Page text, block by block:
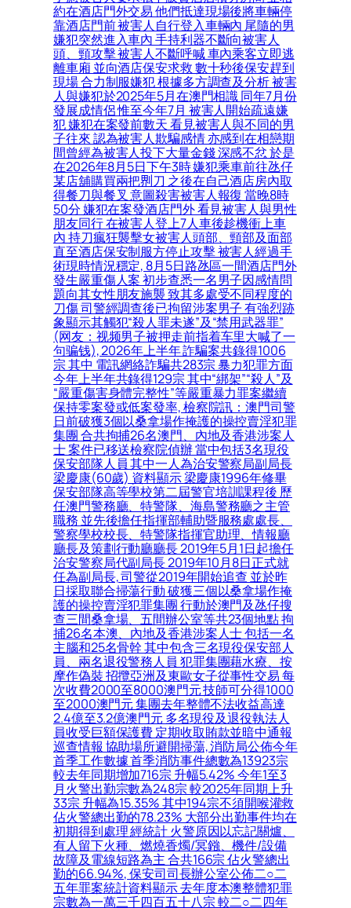
約在酒店門外交易 他們抵達現場後將車輛停
靠酒店門前 被害人自行登入車輛內 尾隨的男
嫌犯突然進入車內 手持利器不斷向被害人
頭、頸攻擊 被害人不斷呼喊 車內乘客立即逃
離車廂 並向酒店保安求救 數十秒後保安趕到
現場 合力制服嫌犯 根據多方調查及分析 被害
人與嫌犯於2025年5月在澳門相識 同年7月份
發展成情侶 惟至今年7月 被害人開始疏遠嫌
犯 嫌犯在案發前數天 看見被害人與不同的男
子往來 認為被害人欺騙感情 亦感到在相戀期
間曾經為被害人投下大量金錢 深感不忿 於是
在2026年8月5日下午3時 嫌犯乘車前往氹仔
某店舖購買兩把𠝹刀 之後在自己酒店房內取
得餐刀與餐叉 意圖殺害被害人報復 當晚8時
50分 嫌犯在案發酒店門外 看見被害人與男性
朋友同行 在被害人登上7人車後趁機衝上車
內 持刀瘋狂襲擊女被害人頭部、頸部及面部
直至酒店保安制服方停止攻擊 被害人經過手
術現時情況穩定, 8月5日路氹區一間酒店門外
發生嚴重傷人案 初步查悉一名男子因感情問
題向其女性朋友施襲 致其多處受不同程度的
刀傷 司警經調查後已拘留涉案男子 有強烈跡
象顯示其觸犯“殺人罪未遂”及“禁用武器罪”
(网友：视频男子被押走前指着车里大喊了一
句骗钱), 2026年上半年 詐騙案共錄得1006
宗 其中 電訊網絡詐騙共283宗 暴力犯罪方面
今年上半年共錄得129宗 其中“綁架”“殺人”及
“嚴重傷害身體完整性”等嚴重暴力罪案繼續
保持零案發或低案發率, 檢察院訊：澳門司警
日前破獲3個以桑拿場作掩護的操控賣淫犯罪
集團 合共拘捕26名澳門、內地及香港涉案人
士 案件已移送檢察院偵辦 當中包括3名現役
保安部隊人員 其中一人為治安警察局副局長
梁慶康(60歲) 資料顯示 梁慶康1996年修畢
保安部隊高等學校第二屆警官培訓課程後 歷
任澳門警務廳、特警隊、海島警務廳之主管
職務 並先後擔任指揮部輔助暨服務處處長、
警察學校校長、特警隊指揮官助理、情報廳
廳長及策劃行動廳廳長 2019年5月1日起擔任
治安警察局代副局長 2019年10月8日正式就
任為副局長, 司警從2019年開始追查 並於昨
日採取聯合掃蕩行動 破獲三個以桑拿場作掩
護的操控賣淫犯罪集團 行動於澳門及氹仔搜
查三間桑拿場、五間辦公室等共23個地點 拘
捕26名本澳、內地及香港涉案人士 包括一名
主腦和25名骨幹 其中包含三名現役保安部人
員、兩名退役警務人員 犯罪集團藉水療、按
摩作偽裝 招攬亞洲及東歐女子從事性交易 每
次收費2000至8000澳門元 技師可分得1000
至2000澳門元 集團去年整體不法收益高達
2.4億至3.2億澳門元 多名現役及退役執法人
員收受巨額保護費 定期收取賄款並暗中通報
巡查情報 協助場所避開掃蕩, 消防局公佈今年
首季工作數據 首季消防事件總數為13923宗
較去年同期增加716宗 升幅5.42% 今年1至3
月火警出勤宗數為248宗 較2025年同期上升
33宗 升幅為15.35% 其中194宗不須開喉灌救
佔火警總出勤的78.23% 大部分出勤事件均在
初期得到處理 經統計 火警原因以忘記關爐、
有人留下火種、燃燒香燭/冥鏹、機件/設備
故障及電線短路為主 合共166宗 佔火警總出
勤的66.94%, 保安司司長辦公室公佈二○二
五年罪案統計資料顯示 去年度本澳整體犯罪
宗數為一萬三千四百五十八宗 較二○二四年